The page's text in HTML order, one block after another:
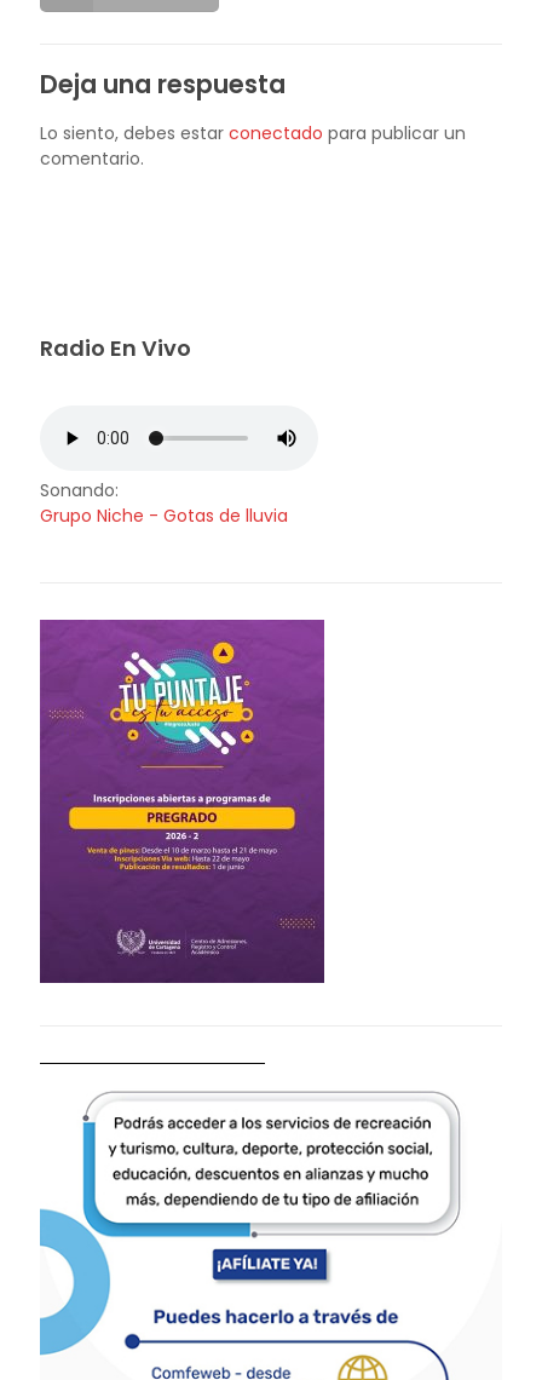
Deja una respuesta
Lo siento, debes estar conectado para publicar un
comentario.
Radio En Vivo
Sonando:
Grupo Niche - Gotas de lluvia